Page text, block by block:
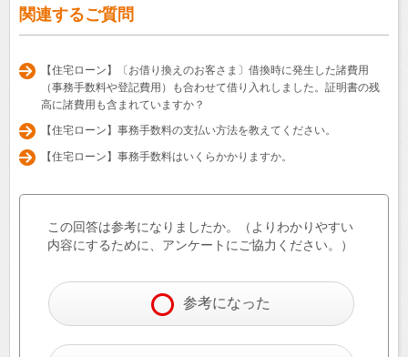
関連するご質問
【住宅ローン】〔お借り換えのお客さま〕借換時に発生した諸費用
（事務手数料や登記費用）も合わせて借り入れしました。証明書の残
高に諸費用も含まれていますか？
【住宅ローン】事務手数料の支払い方法を教えてください。
【住宅ローン】事務手数料はいくらかかりますか。
この回答は参考になりましたか。（よりわかりやすい
内容にするために、アンケートにご協力ください。）
参考になった